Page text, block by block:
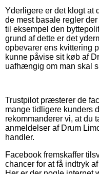
Yderligere er det klogt at
de mest basale regler
til eksempel den
grund af dette er det
opbevarer ens kvittering
kunne påvise sit køb af
uafhængig om man skal
Trustpilot præsterer de
mange tidligere kunders
rekommanderer vi, at du
anmeldelser af Drum
handler.
Facebook fremskaffer
chancer for at få indtryk